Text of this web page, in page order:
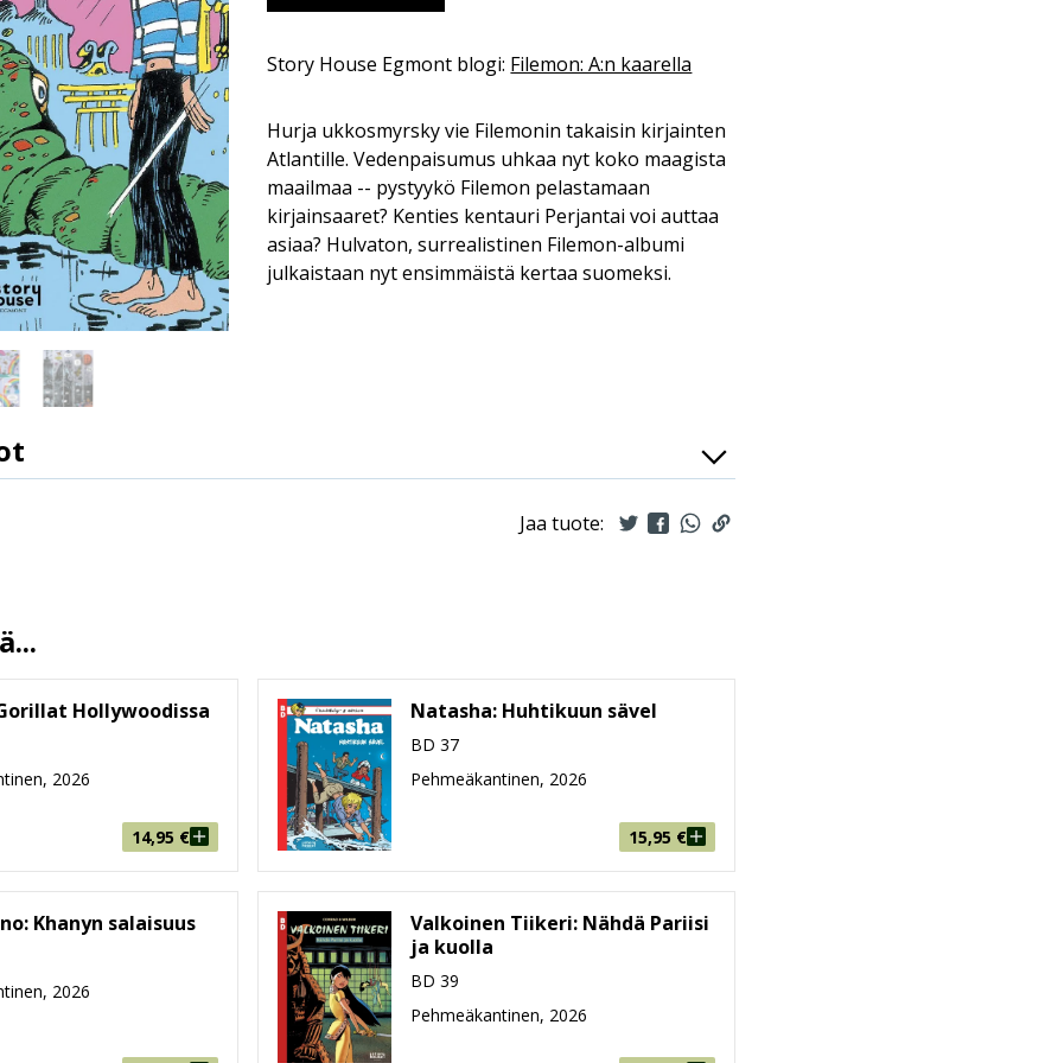
Story House Egmont blogi: Filemon: A:n kaarella
Hurja ukkosmyrsky vie Filemonin takaisin kirjainten
Atlantille. Vedenpaisumus uhkaa nyt koko maagista
maailmaa -- pystyykö Filemon pelastamaan
kirjainsaaret? Kenties kentauri Perjantai voi auttaa
asiaa? Hulvaton, surrealistinen Filemon-albumi
julkaistaan nyt ensimmäistä kertaa suomeksi.
9789523348929
53
214 mm * 286 mm * 5 mm
244g
Jaa tuote:
Hollywoodissa
2026
14,95 €
Natasha: Huhtikuun sävel
BD 37
Pehmeäkantinen, 2026
15,95 €
Khanyn salaisuus
2026
Valkoinen Tiikeri: Nähdä Pariisi
ja kuolla
BD 39
Pehmeäkantinen, 2026